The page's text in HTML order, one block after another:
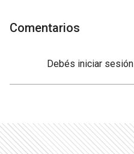
Comentarios
Debés iniciar sesión